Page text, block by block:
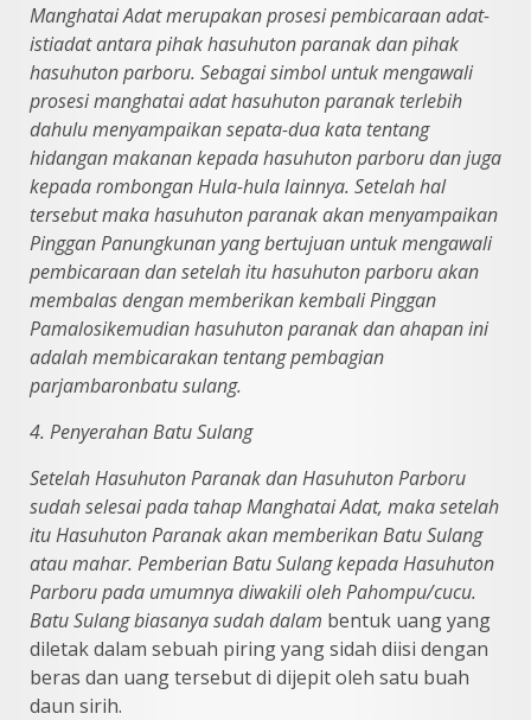
Manghatai Adat merupakan prosesi pembicaraan adat-
istiadat antara pihak hasuhuton paranak dan pihak
hasuhuton parboru. Sebagai simbol untukmengawali
prosesi manghatai adat hasuhuton paranak terlebih
dahulumenyampaikan sepata-dua kata tentang
hidangan makanan kepada hasuhutonparboru dan juga
kepada rombongan Hula-hula lainnya. Setelah hal
tersebut maka hasuhuton paranak akan menyampaikan
Pinggan Panungkunan yang bertujuan untuk mengawali
pembicaraan dan setelah itu hasuhuton parboru akan
membalasdengan memberikan kembali Pinggan
Pamalosikemudian hasuhuton paranak danahapan ini
adalah membicarakan tentang pembagian
parjambaronbatu sulang.
4. Penyerahan Batu Sulang
Setelah Hasuhuton Paranak dan Hasuhuton Parboru
sudah selesai pada tahap Manghatai Adat, maka setelah
itu Hasuhuton Paranak akan memberikanBatu Sulang
atau mahar. Pemberian Batu Sulang kepada Hasuhuton
Parboru pada umumnya diwakili oleh Pahompu/cucu.
Batu Sulang biasanya sudah dalam bentuk uang yang
diletak dalam sebuah piring yang sidah diisi dengan
beras dan uang tersebut di dijepit oleh satu buah
daun sirih.